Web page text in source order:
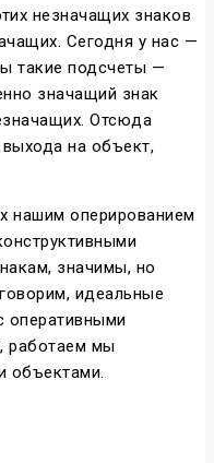
незначащих знаков
Сегодня у нас —
такие подсчеты —
значащий знак
Отсюда
на объект,
нашим оперированием
значимы, но
идеальные
работаем мы
объектами.